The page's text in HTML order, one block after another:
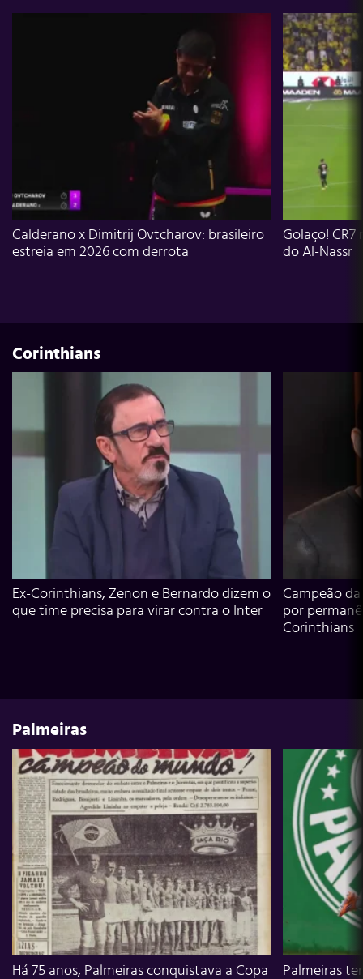
Calderano x Dimitrij Ovtcharov: brasileiro
estreia em 2026 com derrota
Golaço!
do Al-Nassr
Corinthians
Ex-Corinthians, Zenon e Bernardo dizem o
que time precisa para virar contra o Inter
Campeão
por
Corinthians
Palmeiras
Há 75 anos, Palmeiras conquistava a Copa
Palmeiras